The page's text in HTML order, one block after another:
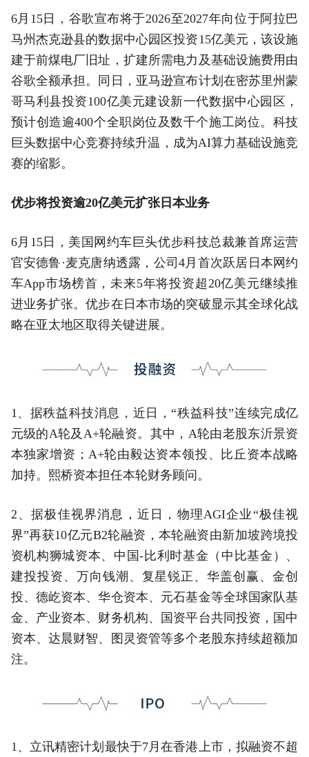
6月15日，谷歌宣布将于2026至2027年向位于阿拉巴
马州杰克逊县的数据中心园区投资15亿美元，该设施
建于前煤电厂旧址，扩建所需电力及基础设施费用由
谷歌全额承担。同日，亚马逊宣布计划在密苏里州蒙
哥马利县投资100亿美元建设新一代数据中心园区，
预计创造逾400个全职岗位及数千个施工岗位。科技
巨头数据中心竞赛持续升温，成为AI算力基础设施竞
赛的缩影。
优步将投资逾20亿美元扩张日本业务
6月15日，美国网约车巨头优步科技总裁兼首席运营
官安德鲁·麦克唐纳透露，公司4月首次跃居日本网约
车App市场榜首，未来5年将投资超20亿美元继续推
进业务扩张。优步在日本市场的突破显示其全球化战
略在亚太地区取得关键进展。
1、据秩益科技消息，近日，“秩益科技”连续完成亿
元级的A轮及A+轮融资。其中，A轮由老股东沂景资
本独家增资；A+轮由毅达资本领投、比丘资本战略
加持。熙桥资本担任本轮财务顾问。
2、据极佳视界消息，近日，物理AGI企业“极佳视
界”再获10亿元B2轮融资，本轮融资由新加坡跨境投
资机构狮城资本、中国-比利时基金（中比基金）、
建投投资、万向钱潮、复星锐正、华盖创赢、金创
投、德屹资本、华仓资本、元石基金等全球国家队基
金、产业资本、财务机构、国资平台共同投资，国中
资本、达晨财智、图灵资管等多个老股东持续超额加
注。
1、立讯精密计划最快于7月在香港上市，拟融资不超